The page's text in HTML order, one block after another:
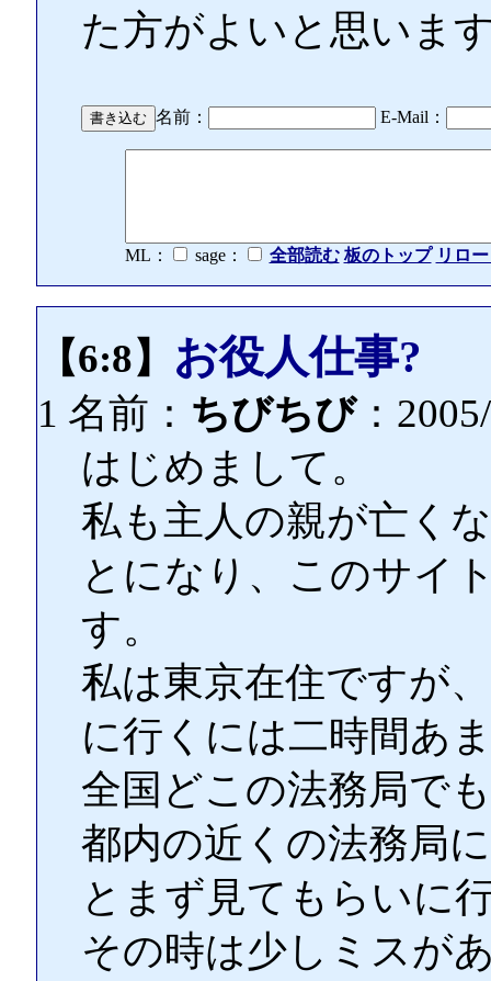
た方がよいと思いま
名前： E-Mail：
ML： sage： 全部読む 板のトップ リロ
【6:8】 お役人仕事?
1 名前： ちびちび：
はじめまして。
私も主人の親が亡く
とになり、このサイ
す。
私は東京在住ですが
に行くには二時間あ
全国どこの法務局で
都内の近くの法務局
とまず見てもらいに
その時は少しミスが